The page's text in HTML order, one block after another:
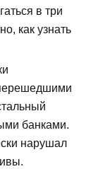
в три
как узнать
банками.
нарушал